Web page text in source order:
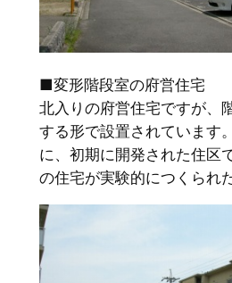
■変形階段室の府営住宅
北入りの府営住宅ですが、
する形で設置されています
に、初期に開発された住区
の住宅が実験的につくられ